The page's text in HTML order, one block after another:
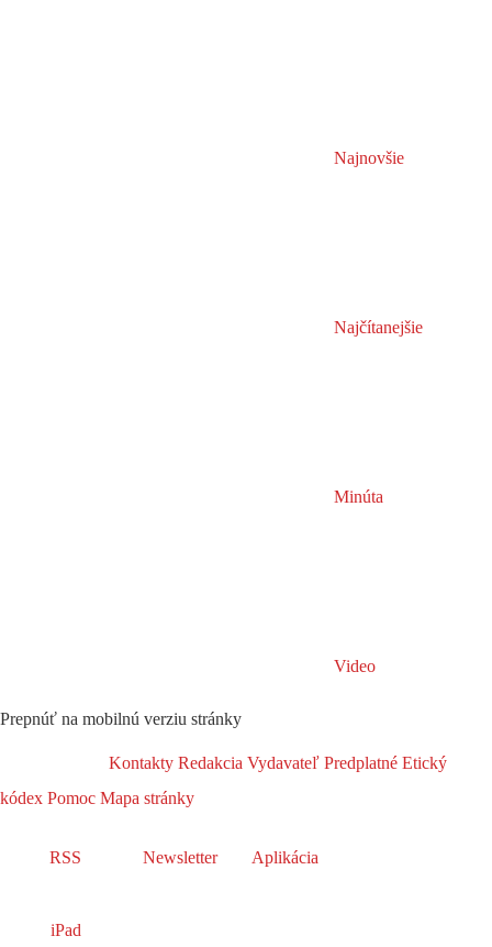
Najnovšie
Najčítanejšie
Minúta
Video
Prepnúť na mobilnú verziu stránky
Kontakty Redakcia Vydavateľ Predplatné Etický
kódex Pomoc Mapa stránky
RSS Newsletter Aplikácia
iPad